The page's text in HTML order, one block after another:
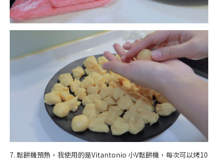
7. 鬆餅機預熱，我使用的是Vitantonio 小V鬆餅機，每次可以烤10